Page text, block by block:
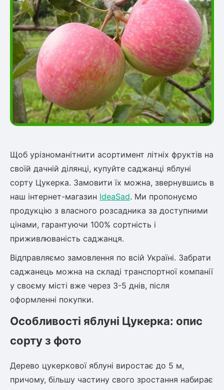
троянди)
Щоб урізноманітнити асортимент літніх фруктів на
своїй дачній ділянці, купуйте саджанці яблуні
сорту Цукерка. Замовити їх можна, звернувшись в
наш інтернет-магазин IdeaSad. Ми пропонуємо
продукцію з власного розсадника за доступними
цінами, гарантуючи 100% сортність і
приживлюваність саджанця.
Відправляємо замовлення по всій Україні. Забрати
саджанець можна на складі транспортної компанії
у своєму місті вже через 3-5 днів, після
оформленні покупки.
Особливості яблуні Цукерка: опис
сорту з фото
Дерево цукеркової яблуні виростає до 5 м,
причому, більшу частину свого зростання набирає